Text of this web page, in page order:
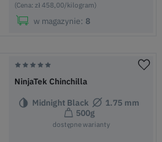
(Cena: zł 458,00/kilogram)
w magazynie: 8
NinjaTek Chinchilla
Midnight Black
1.75 mm
500g
dostępne warianty